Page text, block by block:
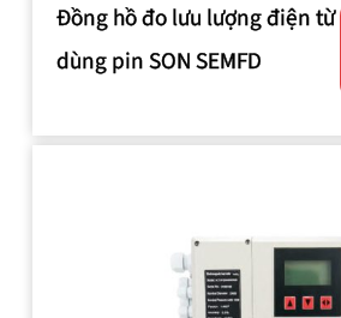
Đồng hồ đo lưu lượng điện từ
dùng pin SON SEMFD